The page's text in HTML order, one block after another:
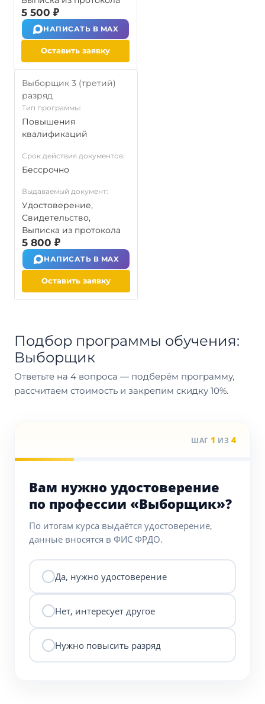
5 500 ₽
НАПИСАТЬ В MAX
Оставить заявку
Выборщик 3 (третий)
разряд
Тип программы:
Повышения
квалификаций
Срок действия документов:
Бессрочно
Выдаваемый документ:
Удостоверение,
Свидетельство,
Выписка из протокола
5 800 ₽
НАПИСАТЬ В MAX
Оставить заявку
Подбор программы обучения:
Выборщик
Ответьте на 4 вопроса — подберём программу,
рассчитаем стоимость и закрепим скидку 10%.
ШАГ 1 ИЗ 4
Вам нужно удостоверение
по профессии «Выборщик»?
По итогам курса выдаётся удостоверение,
данные вносятся в ФИС ФРДО.
Да, нужно удостоверение
Нет, интересует другое
Нужно повысить разряд